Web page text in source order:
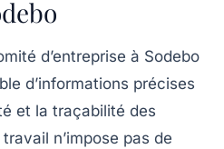
d’entreprise à Sodebo
d’informations précises
et la traçabilité des
n’impose pas de